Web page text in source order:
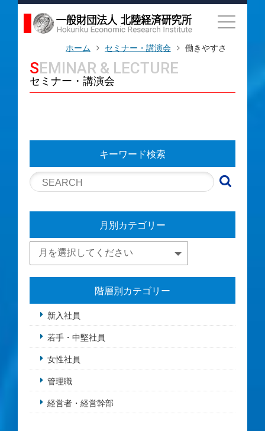
ホーム セミナー・講演会 働きやすさ
SEMINAR & LECTURE
セミナー・講演会
キーワード検索
月別カテゴリー
階層別カテゴリー
新入社員
若手・中堅社員
女性社員
管理職
経営者・経営幹部